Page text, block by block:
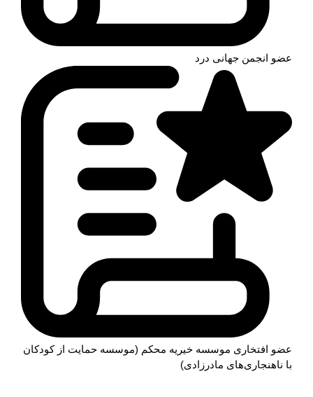
عضو انجمن جهانی درد
عضو افتخاری موسسه خیریه محکم (موسسه حمایت از کودکان
با ناهنجاری‌های مادرزادی)